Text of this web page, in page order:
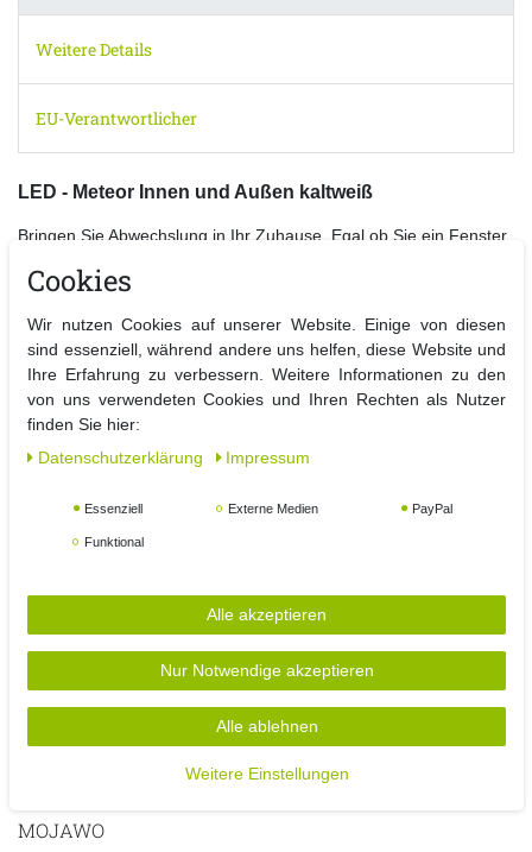
Weitere Details
EU-Verantwortlicher
LED - Meteor Innen und Außen kaltweiß
Bringen Sie Abwechslung in Ihr Zuhause. Egal ob Sie ein Fenster,
bringt Abwechslung rein.
Besonderen.
Durch die LED-Technik haben Sie eine Lichterkette mit hoher
Effizenz und geringem Stromverbrauch.
Details:
- LED-Meteor
- Kabelfarbe: Transparent
- 12 Stangen / 240 LED's
- Für Innen und Außen geeignet
5V DC IP 44 600mA )
MOJAWO
Cookies
Wir nutzen Cookies auf unserer Website. Einige von diesen
sind essenziell, während andere uns helfen, diese Website und
Ihre Erfahrung zu verbessern. Weitere Informationen zu den
von uns verwendeten Cookies und Ihren Rechten als Nutzer
finden Sie hier:
Daten­schutz­erklärung
Impressum
Essenziell Externe Medien PayPal
Funktional
Alle akzeptieren
Nur Notwendige akzeptieren
Alle ablehnen
Weitere Einstellungen